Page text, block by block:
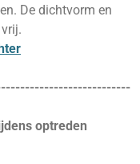
De dichtvorm en
optreden